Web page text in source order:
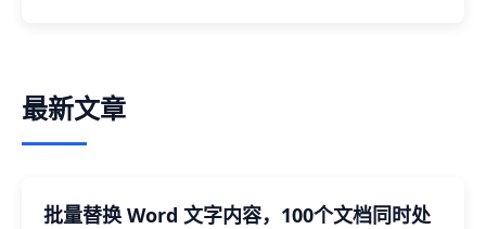
最新文章
批量替换 Word 文字内容，100个文档同时处